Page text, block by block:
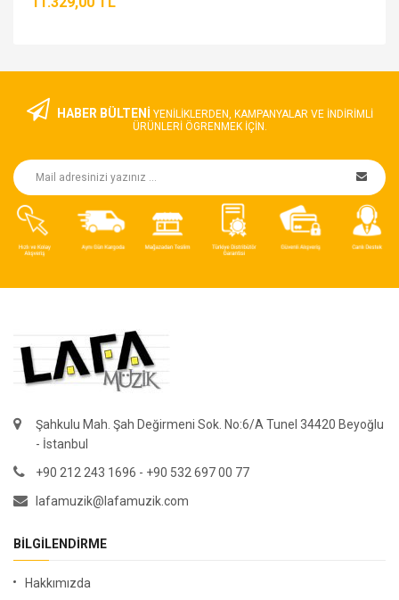
HABER BÜLTENİ YENILIKLERDEN, KAMPANYALAR VE INDIRIMLI
ÜRÜNLERI ÖGRENMEK IÇIN.
Şahkulu Mah. Şah Değirmeni Sok. No:6/A Tunel 34420 Beyoğlu
- İstanbul
+90 212 243 1696 - +90 532 697 00 77
lafamuzik@lafamuzik.com
BILGILENDIRME
Hakkımızda